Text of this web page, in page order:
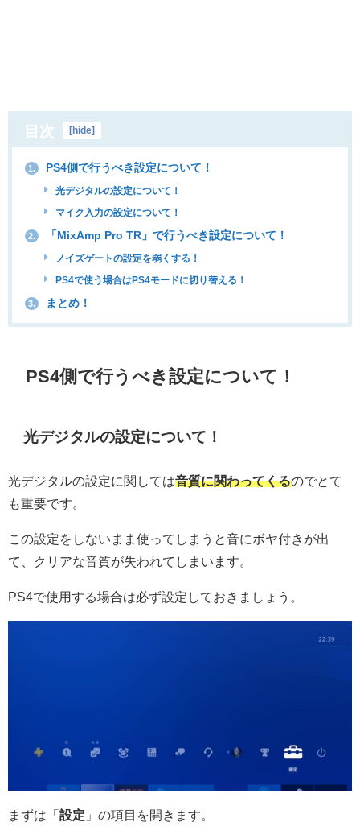
目次 [hide]
1. PS4側で行うべき設定について！
光デジタルの設定について！
マイク入力の設定について！
2. 「MixAmp Pro TR」で行うべき設定について！
ノイズゲートの設定を弱くする！
PS4で使う場合はPS4モードに切り替える！
3. まとめ！
PS4側で行うべき設定について！
光デジタルの設定について！
光デジタルの設定に関しては音質に関わってくるのでとて
も重要です。
この設定をしないまま使ってしまうと音にボヤ付きが出
て、クリアな音質が失われてしまいます。
PS4で使用する場合は必ず設定しておきましょう。
まずは「 設定 」の項目を開きます。